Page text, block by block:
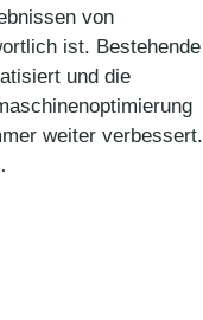
von
ist. Bestehende
und die
weiter verbessert.